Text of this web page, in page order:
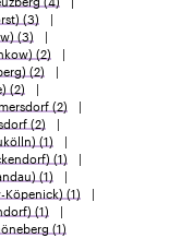
(3)
(3)
(2)
(2)
(2)
(2)
(2)
(1)
(1)
(1)
Köpenick) (1)
(1)
(1)